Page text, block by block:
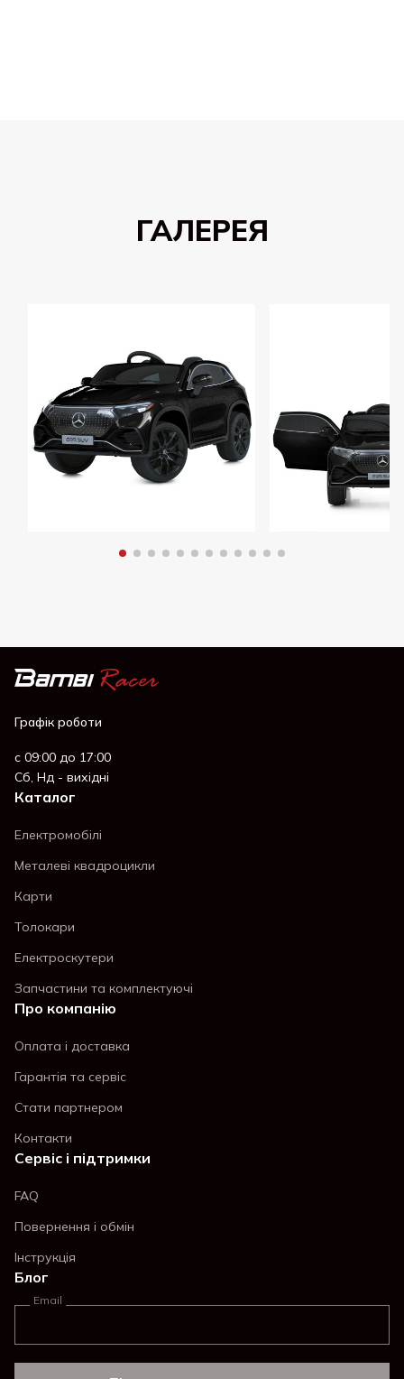
ГАЛЕРЕЯ
Графік роботи
с 09:00 до 17:00
Сб, Нд - вихідні
Каталог
Електромобілі
Металеві квадроцикли
Карти
Толокари
Електроскутери
Запчастини та комплектуючі
Про компанію
Оплата і доставка
Гарантія та сервіс
Стати партнером
Контакти
Сервіс і підтримки
FAQ
Повернення і обмін
Інструкція
Блог
Email